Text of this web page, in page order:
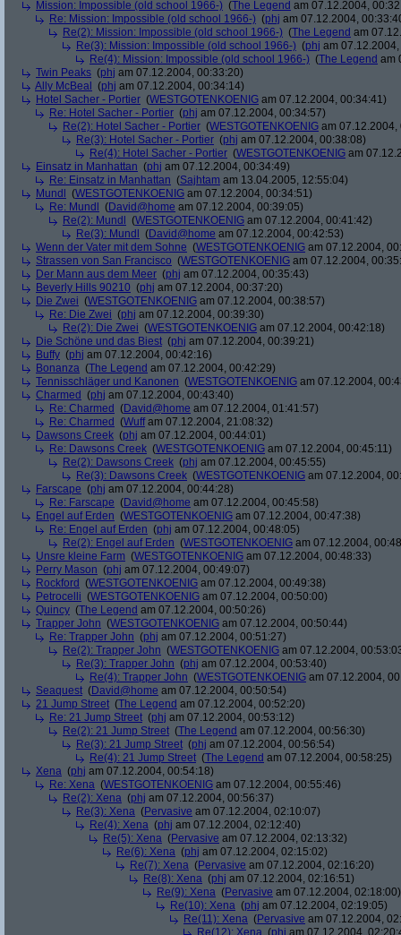
Mission: Impossible (old school 1966-) (The Legend am 07.12.2004,
Re: Mission: Impossible (old school 1966-) (phj am 07.12.2004,
Re(2): Mission: Impossible (old school 1966-) (The Legend am
Re(3): Mission: Impossible (old school 1966-) (phj am
Re(4): Mission: Impossible (old school 1966-) (The Legend am
Twin Peaks (phj am 07.12.2004, 00:33:20)
Ally McBeal
(phj am 07.12.2004, 00:34:14)
Hotel Sacher - Portier (WESTGOTENKOENIG am 07.12.2004, 00:34:41)
Re: Hotel Sacher - Portier (phj am 07.12.2004, 00:34:57)
Re(2): Hotel Sacher - Portier (WESTGOTENKOENIG am 07.12.2004,
Re(3): Hotel Sacher - Portier (phj am 07.12.2004, 00:38:08)
Re(4): Hotel Sacher - Portier (WESTGOTENKOENIG am
Einsatz in Manhattan (phj am 07.12.2004, 00:34:49)
Re: Einsatz in Manhattan (Sajhtam am 13.04.2005, 12:55:04)
Mundl
(WESTGOTENKOENIG am 07.12.2004, 00:34:51)
Re: Mundl
(David@home am 07.12.2004, 00:39:05)
Re(2): Mundl
(WESTGOTENKOENIG am 07.12.2004, 00:41:42)
Re(3): Mundl
(David@home am 07.12.2004, 00:42:53)
Wenn der Vater mit dem Sohne (WESTGOTENKOENIG am 07.12.2004,
Strassen von San Francisco (WESTGOTENKOENIG am 07.12.2004,
Der Mann aus dem Meer (phj am 07.12.2004, 00:35:43)
Beverly Hills 90210 (phj am 07.12.2004, 00:37:20)
Die Zwei (WESTGOTENKOENIG am 07.12.2004, 00:38:57)
Re: Die Zwei (phj am 07.12.2004, 00:39:30)
Re(2): Die Zwei (WESTGOTENKOENIG am 07.12.2004, 00:42:18)
Die Schöne und das Biest (phj am 07.12.2004, 00:39:21)
Buffy (phj am 07.12.2004, 00:42:16)
Bonanza (The Legend am 07.12.2004, 00:42:29)
Tennisschläger und Kanonen (WESTGOTENKOENIG am 07.12.2004,
Charmed (phj am 07.12.2004, 00:43:40)
Re: Charmed (David@home am 07.12.2004, 01:41:57)
Re: Charmed (Wuffam 07.12.2004, 21:08:32)
Dawsons Creek (phj am 07.12.2004, 00:44:01)
Re: Dawsons Creek (WESTGOTENKOENIG am 07.12.2004, 00:45:11)
Re(2): Dawsons Creek (phj am 07.12.2004, 00:45:55)
Re(3): Dawsons Creek (WESTGOTENKOENIG am 07.12.2004,
Farscape (phj am 07.12.2004, 00:44:28)
Re: Farscape (David@home am 07.12.2004, 00:45:58)
Engel auf Erden (WESTGOTENKOENIG am 07.12.2004, 00:47:38)
Re: Engel auf Erden (phj am 07.12.2004, 00:48:05)
Re(2): Engel auf Erden (WESTGOTENKOENIG am 07.12.2004,
Unsre kleine Farm (WESTGOTENKOENIG am 07.12.2004, 00:48:33)
Perry Mason (phj am 07.12.2004, 00:49:07)
Rockford (WESTGOTENKOENIG am 07.12.2004, 00:49:38)
Petrocelli (WESTGOTENKOENIG am 07.12.2004, 00:50:00)
Quincy (The Legend am 07.12.2004, 00:50:26)
Trapper John (WESTGOTENKOENIG am 07.12.2004, 00:50:44)
Re: Trapper John (phj am 07.12.2004, 00:51:27)
Re(2): Trapper John (WESTGOTENKOENIG am 07.12.2004,
Re(3): Trapper John (phj am 07.12.2004, 00:53:40)
Re(4): Trapper John (WESTGOTENKOENIG am 07.12.2004,
Seaquest (David@home am 07.12.2004, 00:50:54)
21 Jump Street (The Legend am 07.12.2004, 00:52:20)
Re: 21 Jump Street (phj am 07.12.2004, 00:53:12)
Re(2): 21 Jump Street (The Legend am 07.12.2004, 00:56:30)
Re(3): 21 Jump Street (phj am 07.12.2004, 00:56:54)
Re(4): 21 Jump Street (The Legend am 07.12.2004, 00:58:25)
Xena (phj am 07.12.2004, 00:54:18)
Re: Xena (WESTGOTENKOENIG am 07.12.2004, 00:55:46)
Re(2): Xena (phj am 07.12.2004, 00:56:37)
Re(3): Xena (Pervasive am 07.12.2004, 02:10:07)
Re(4): Xena (phj am 07.12.2004, 02:12:40)
Re(5): Xena (Pervasive am 07.12.2004, 02:13:32)
Re(6): Xena (phj am 07.12.2004, 02:15:02)
Re(7): Xena (Pervasive am 07.12.2004, 02:16:20)
Re(8): Xena (phj am 07.12.2004, 02:16:51)
Re(9): Xena (Pervasive am 07.12.2004, 02:18:00)
Re(10): Xena (phj am 07.12.2004, 02:19:05)
Re(11): Xena (Pervasive am 07.12.2004,
Re(12): Xena (phj am 07.12.2004,